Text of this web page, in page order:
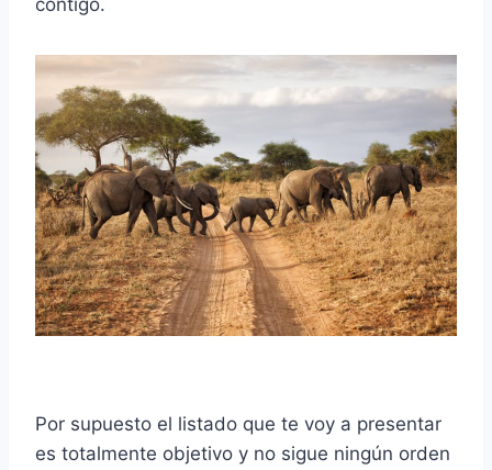
Por supuesto el listado que te voy a presentar
es totalmente objetivo y no sigue ningún orden